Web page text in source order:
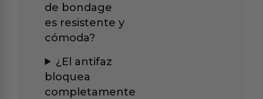
de bondage
es resistente y
cómoda?
¿El antifaz
bloquea
completamente